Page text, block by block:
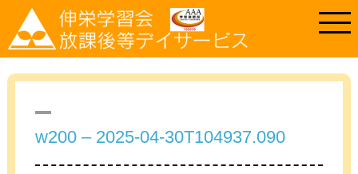
w200 – 2025-04-30T104937.090